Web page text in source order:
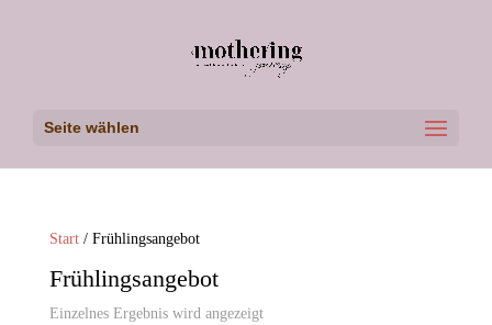
Seite wählen
Start/ Frühlingsangebot
Frühlingsangebot
Einzelnes Ergebnis wird angezeigt